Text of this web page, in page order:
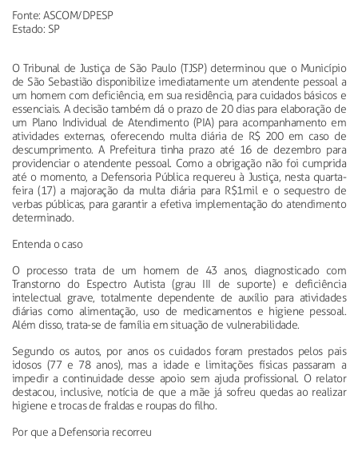
Fonte: ASCOM/DPESP
Estado: SP
O Tribunal de Justiça de São Paulo (TJSP) determinou que o Município
de São Sebastião disponibilize imediatamente um atendente pessoal a
um homem com deficiência, em sua residência, para cuidados básicos e
essenciais. A decisão também dá o prazo de 20 dias para elaboração de
um Plano Individual de Atendimento (PIA) para acompanhamento em
atividades externas, oferecendo multa diária de R$ 200 em caso de
descumprimento. A Prefeitura tinha prazo até 16 de dezembro para
providenciar o atendente pessoal. Como a obrigação não foi cumprida
até o momento, a Defensoria Pública requereu à Justiça, nesta quarta-
feira (17) a majoração da multa diária para R$1mil e o sequestro de
verbas públicas, para garantir a efetiva implementação do atendimento
determinado.
Entenda o caso
O processo trata de um homem de 43 anos, diagnosticado com
Transtorno do Espectro Autista (grau III de suporte) e deficiência
intelectual grave, totalmente dependente de auxílio para atividades
diárias como alimentação, uso de medicamentos e higiene pessoal.
Além disso, trata-se de família em situação de vulnerabilidade.
Segundo os autos, por anos os cuidados foram prestados pelos pais
idosos (77 e 78 anos), mas a idade e limitações físicas passaram a
impedir a continuidade desse apoio sem ajuda profissional. O relator
destacou, inclusive, notícia de que a mãe já sofreu quedas ao realizar
higiene e trocas de fraldas e roupas do filho.
Por que a Defensoria recorreu